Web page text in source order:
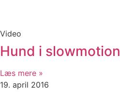
Video
Hund i slowmotion
Læs mere »
19. april 2016